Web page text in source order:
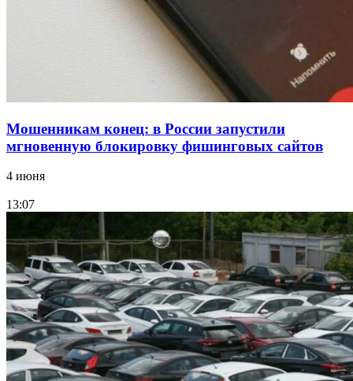
Мошенникам конец: в России запустили
мгновенную блокировку фишинговых сайтов
4 июня
13:07